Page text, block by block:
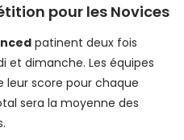
pour les Novices
patinent deux fois
et dimanche. Les équipes
leur score pour chaque
sera la moyenne des